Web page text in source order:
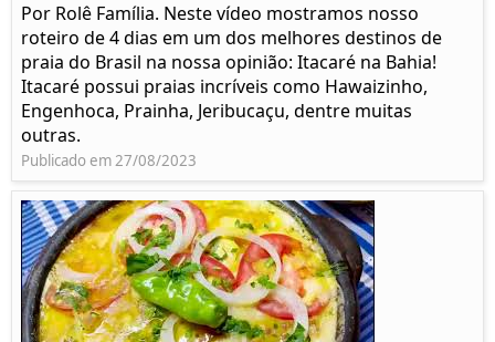
Por Rolê Família. Neste vídeo mostramos nosso
roteiro de 4 dias em um dos melhores destinos de
praia do Brasil na nossa opinião: Itacaré na Bahia!
Itacaré possui praias incríveis como Hawaizinho,
Engenhoca, Prainha, Jeribucaçu, dentre muitas
outras.
Publicado em 27/08/2023